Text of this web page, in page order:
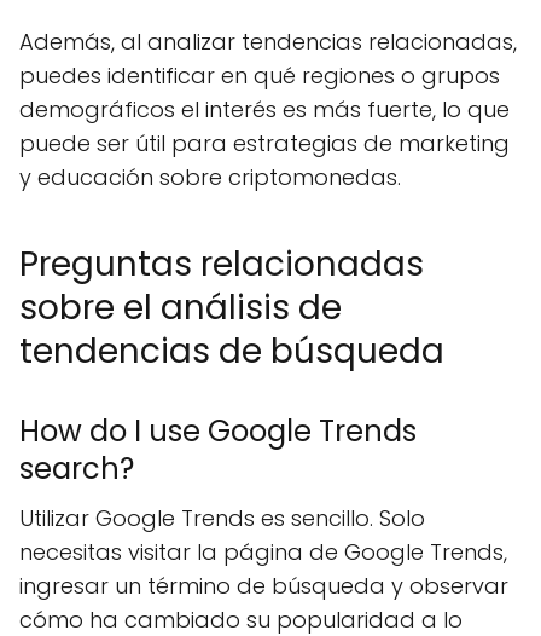
Además, al analizar tendencias relacionadas,
puedes identificar en qué regiones o grupos
demográficos el interés es más fuerte, lo que
puede ser útil para estrategias de marketing
y educación sobre criptomonedas.
Preguntas relacionadas
sobre el análisis de
tendencias de búsqueda
How do I use Google Trends
search?
Utilizar Google Trends es sencillo. Solo
necesitas visitar la página de Google Trends,
ingresar un término de búsqueda y observar
cómo ha cambiado su popularidad a lo